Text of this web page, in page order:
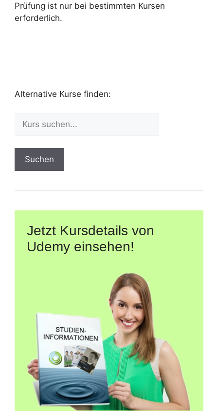
Prüfung ist nur bei bestimmten Kursen
erforderlich.
Alternative Kurse finden:
Suchen
Jetzt Kursdetails von
Udemy einsehen!